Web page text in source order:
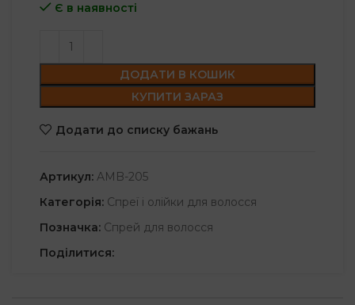
Є в наявності
ДОДАТИ В КОШИК
КУПИТИ ЗАРАЗ
Додати до списку бажань
Артикул: AMB-205
Категорія: Спреї і олійки для волосся
Позначка: Спрей для волосся
Поділитися: